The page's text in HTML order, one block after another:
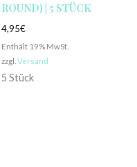
ROUND) | 5 STÜCK
4,95€
Enthält 19% MwSt.
zzgl. Versand
5 Stück